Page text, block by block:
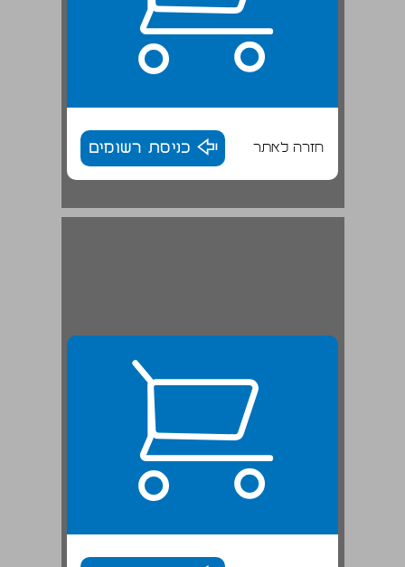
חזרה לאתר כניסת רשומים